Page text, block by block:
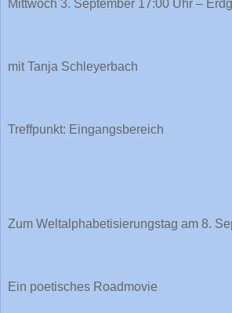
Mittwoch 3. September 17:00 Uhr –
mit Tanja Schleyerbach
Treffpunkt: Eingangsbereich
Zum Weltalphabetisierungstag am 8.
Ein poetisches Roadmovie